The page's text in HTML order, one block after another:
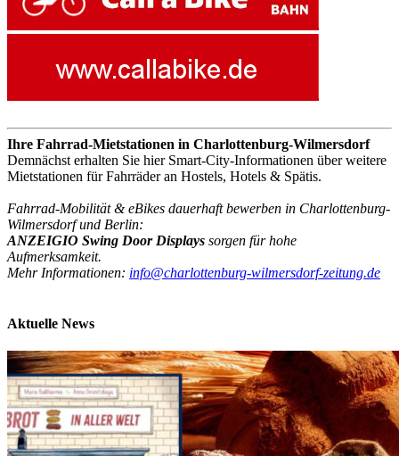
Ihre Fahrrad-Mietstationen in Charlottenburg-Wilmersdorf
Demnächst erhalten Sie hier Smart-City-Informationen über weitere
Mietstationen für Fahrräder an Hostels, Hotels & Spätis.
Fahrrad-Mobilität & eBikes dauerhaft bewerben in Charlottenburg-
Wilmersdorf und Berlin:
ANZEIGIO Swing Door Displays sorgen für hohe
Aufmerksamkeit.
Mehr Informationen: info@charlottenburg-wilmersdorf-zeitung.de
Aktuelle News